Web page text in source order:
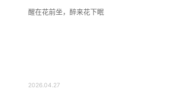
醒在花前坐，醉来花下眠
2026.04.27